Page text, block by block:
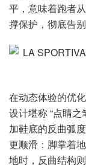
平，意味着跑者
撑保护，彻底告别
在动态体验的优
设计堪称 “点睛
加鞋底的反曲弧
更顺滑：脚掌着
地时，反曲结构